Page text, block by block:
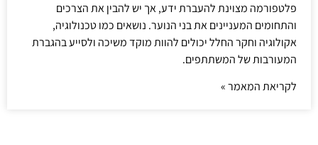
פלטפורמה מצוינת להעברת ידע, אך יש להבין את הצרכים
והתחומים המעניינים את בני הנוער. נושאים כמו טכנולוגיה,
אקולוגיה וחקר החלל יכולים להוות מוקד משיכה ולסייע בהגברת
המעורבות של המשתתפים.
לקריאת המאמר »